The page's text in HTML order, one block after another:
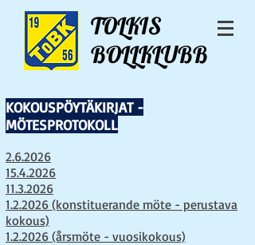
TOLKIS
BOLLKLUBB
KOKOUSPÖYTÄKIRJAT -
MÖTESPROTOKOLL
2.6.2026
15.4.2026
11.3.2026
1.2.2026 (konstituerande möte - perustava
kokous)
1.2.2026 (årsmöte - vuosikokous)